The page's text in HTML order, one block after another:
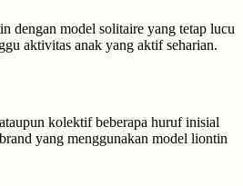
dengan model solitaire yang tetap lucu
aktivitas anak yang aktif seharian.
kolektif beberapa huruf inisial
yang menggunakan model liontin